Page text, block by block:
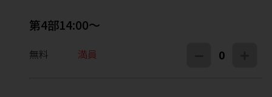
第4部14:00～
無料 満員 0